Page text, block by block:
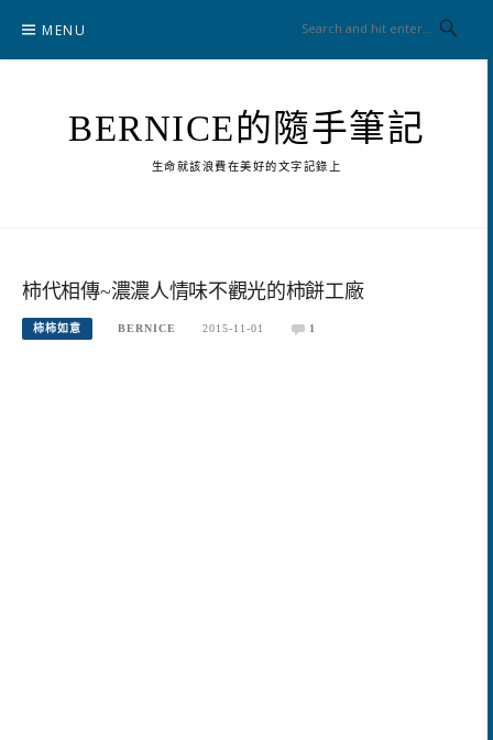
content
MENU
BERNICE的隨手筆記
生命就該浪費在美好的文字記錄上
柿代相傳~濃濃人情味不觀光的柿餅工廠
柿柿如意 BERNICE 2015-11-01 1